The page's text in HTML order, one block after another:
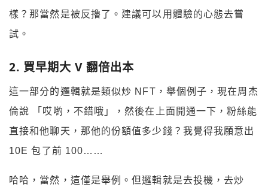
樣？那當然是被反擼了。建議可以用體驗的心態去嘗
試。
2. 買早期大 V 翻倍出本
這一部分的邏輯就是類似炒 NFT，舉個例子，現在周杰
倫說 「哎喲，不錯哦」，然後在上面開通一下，粉絲能
直接和他聊天，那他的份額值多少錢？我覺得我願意出
10E 包了前 100……
哈哈，當然，這僅是舉例。但邏輯就是去投機，去炒